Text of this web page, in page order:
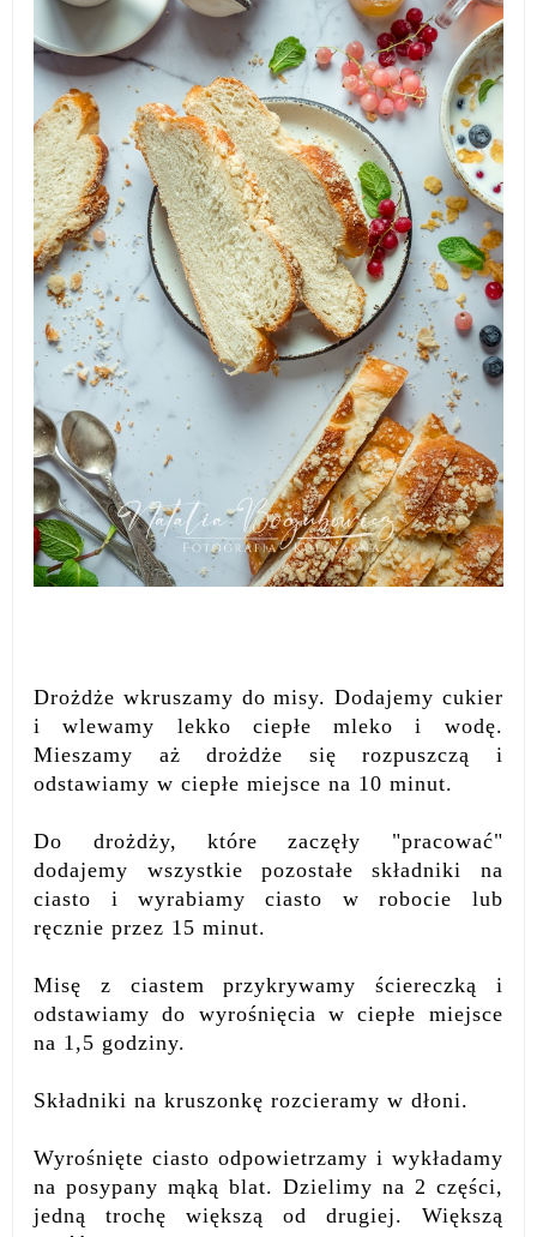
Drożdże wkruszamy do misy. Dodajemy cukier
i wlewamy lekko ciepłe mleko i wodę.
Mieszamy aż drożdże się rozpuszczą i
odstawiamy w ciepłe miejsce na 10 minut.
Do drożdży, które zaczęły "pracować"
dodajemy wszystkie pozostałe składniki na
ciasto i wyrabiamy ciasto w robocie lub
ręcznie przez 15 minut.
Misę z ciastem przykrywamy ściereczką i
odstawiamy do wyrośnięcia w ciepłe miejsce
na 1,5 godziny.
Składniki na kruszonkę rozcieramy w dłoni.
Wyrośnięte ciasto odpowietrzamy i wykładamy
na posypany mąką blat. Dzielimy na 2 części,
jedną trochę większą od drugiej. Większą